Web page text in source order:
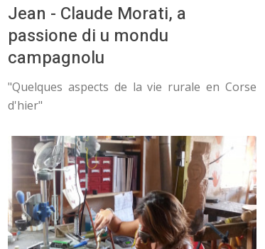
Jean - Claude Morati, a
passione di u mondu
campagnolu
"Quelques aspects de la vie rurale en Corse
d'hier"